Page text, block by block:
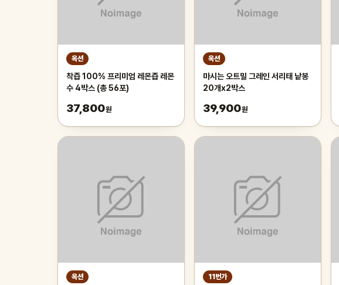
옥션
착즙 100% 프리미엄 레몬즙 레몬
수 4박스 (총 56포)
37,800원
옥션
마시는 오트밀 그레인 서리태 낱봉
20개x2박스
39,900원
옥션 11번가